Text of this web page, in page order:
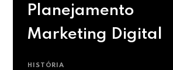
Planejamento
Marketing Digital
HISTÓRIA